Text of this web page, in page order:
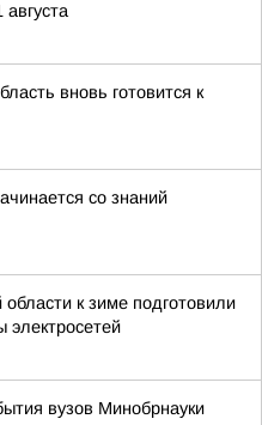
августа
вновь готовится к
со знаний
к зиме подготовили
электросетей
вузов Минобрнауки